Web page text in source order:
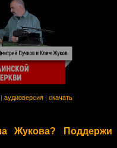
аудиоверсия скачать
Жукова? Поддержи